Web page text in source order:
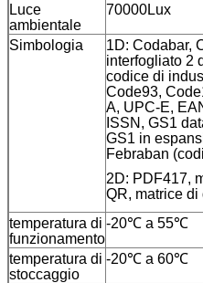
Luce
ambientale
70000Lux
Simbologia
1D: Codabar,
interfogliato 2
codice di
Code93,
A, UPC-E,
ISSN, GS1
GS1 in
Febraban
2D: PDF417,
QR, matrice di
temperatura di
funzionamento
-20℃ a 55℃
temperatura di
stoccaggio
-20℃ a 60℃